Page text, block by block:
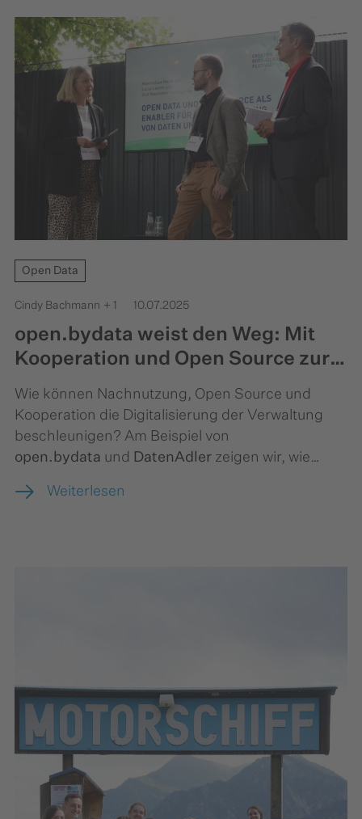
Open Data
Cindy Bachmann + 1 10.07.2025
open.bydata weist den Weg: Mit
Kooperation und Open Source zur
Wie können Nachnutzung, Open Source und
Kooperation die Digitalisierung der Verwaltung
beschleunigen? Am Beispiel von
open.bydata und DatenAdler zeigen wir, wie
den Einsatz von Open Source innovative Open-
Weiterlesen